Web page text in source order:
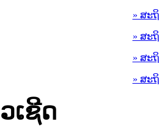
» ສະ
» ສະ
» ສະ
» ສະ
ເຊີດ